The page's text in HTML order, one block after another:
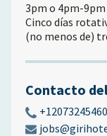
3pm o 4pm-
Cinco días
(no menos de)
Contacto
+12073245460